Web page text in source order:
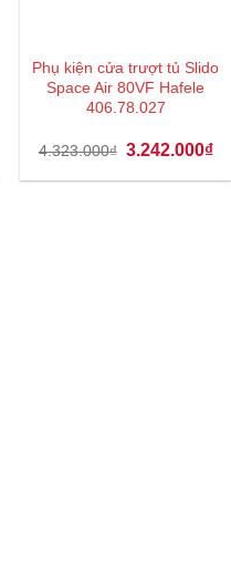
Phụ kiện cửa trượt tủ Slido
Space Air 80VF Hafele
406.78.027
4.323.000₫ Giá
là:
3.242.000₫Giá
tại